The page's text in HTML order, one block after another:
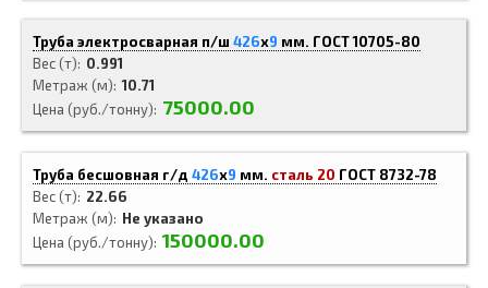
Труба электросварная п/ш 426x9 мм. ГОСТ 10705-80
Вес (т)
0.991
Метраж (м) 10.71
Цена (руб./тонну)
75000.00
Труба бесшовная г/д 426x9 мм. сталь 20 ГОСТ 8732-78
Вес (т)
22.66
Метраж (м)
Не указано
Цена (руб./тонну) 150000.00